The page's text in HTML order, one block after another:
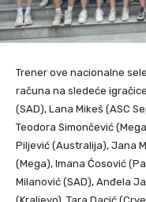
Trener ove nacionalne
računa na sledeće
(SAD), Lana Mikeš (ASC
Teodora Simončević
Piljević (Australija), Jana
(Mega), Imana Ćosović
Milanović (SAD), Anđela